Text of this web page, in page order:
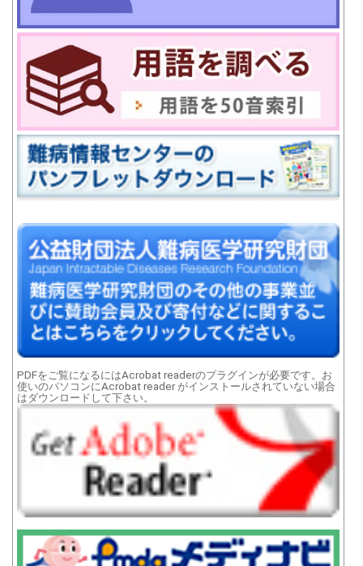
PDFをご覧になるにはAcrobat readerのプラグインが必要です。お
使いのパソコンにAcrobat reader がインストールされていない場合
はダウンロードして下さい。